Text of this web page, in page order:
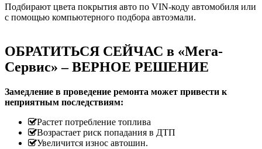
Подбирают цвета покрытия авто по VIN-коду автомобиля или
с помощью компьютерного подбора автоэмали.
ОБРАТИТЬСЯ СЕЙЧАС в «Мега-
Сервис» – ВЕРНОЕ РЕШЕНИЕ
Замедление в проведение ремонта может привести к
неприятным последствиям:
Растет потребление топлива
Возрастает риск попадания в ДТП
Увеличится износ автошин.